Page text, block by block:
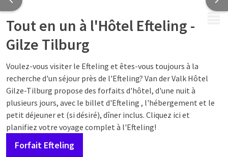
Tout en un à l'Hôtel Efteling -
Gilze Tilburg
Voulez-vous visiter le Efteling et êtes-vous toujours à la
recherche d'un séjour près de l'Efteling? Van der Valk Hôtel
Gilze-Tilburg propose des forfaits d'hôtel, d'une nuit à
plusieurs jours, avec le billet d'Efteling , l'hébergement et le
petit déjeuner et (si désiré), dîner inclus. Cliquez ici et
planifiez votre voyage complet à l'Efteling!
Forfait Efteling